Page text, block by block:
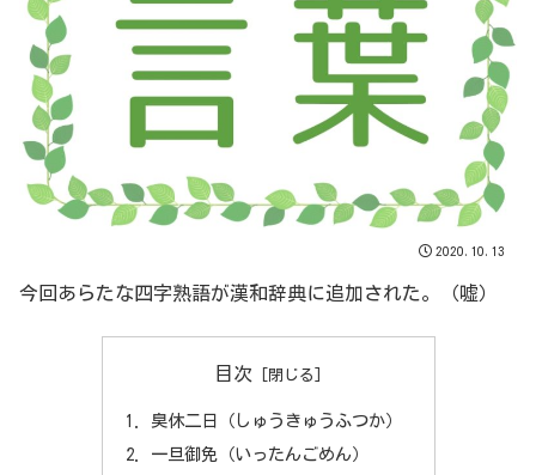
2020.10.13
今回あらたな四字熟語が漢和辞典に追加された。（嘘）
目次
臭休二日（しゅうきゅうふつか）
一旦御免（いったんごめん）